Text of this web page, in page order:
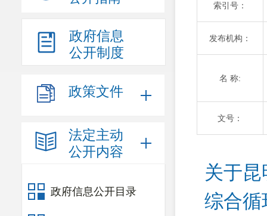
政府信息
公开制度
政策文件
法定主动
公开内容
政府信息公开目录
索引号：
发布机构：
名 称:
文号：
关于
综合循